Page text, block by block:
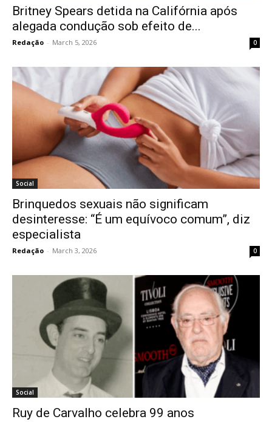
Britney Spears detida na Califórnia após
alegada condução sob efeito de...
Redação - March 5, 2026 0
Social
Brinquedos sexuais não significam
desinteresse: “É um equívoco comum”, diz
especialista
Redação - March 3, 2026 0
Social
Ruy de Carvalho celebra 99 anos